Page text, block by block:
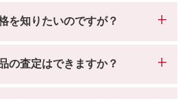
を知りたいのですが？
の査定はできますか？